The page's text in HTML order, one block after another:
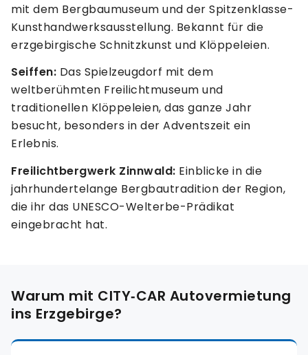
mit dem Bergbaumuseum und der Spitzenklasse-
Kunsthandwerksausstellung. Bekannt für die
erzgebirgische Schnitzkunst und Klöppeleien.
Seiffen: Das Spielzeugdorf mit dem
weltberühmten Freilichtmuseum und
traditionellen Klöppeleien, das ganze Jahr
besucht, besonders in der Adventszeit ein
Erlebnis.
Freilichtbergwerk Zinnwald: Einblicke in die
jahrhundertelange Bergbautradition der Region,
die ihr das UNESCO-Welterbe-Prädikat
eingebracht hat.
Warum mit CITY‑CAR Autovermietung
ins Erzgebirge?